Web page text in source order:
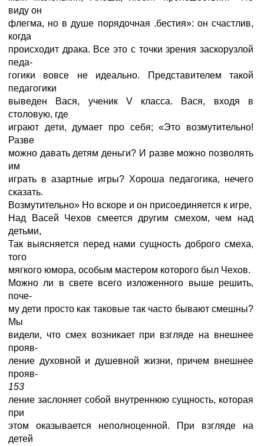
виду он
флегма, но в душе порядочная .бестия»: он счастлив,
когда
происходит драка. Все это с точки зрения заскорузлой
педа-
гогики вовсе не идеально. Представителем такой
педагогики
выведен Вася, ученик V класса. Вася, входя в
столовую, где
играют дети, думает про себя; «Это возмутительно!
Разве
можно давать детям деньги? И разве можно позволять
им
играть в азартные игры? Хороша педагогика, нечего
сказать.
Возмутительно» Но вскоре и он присоединяется к игре,
Над Васей Чехов смеется другим смехом, чем над
детьми,
Так выясняется перед нами сущность доброго смеха,
того
мягкого юмора, особым мастером которого был Чехов.
Можно ли в свете всего изложенного выше решить,
поче-
му дети просто как таковые так часто бывают смешны?
Мы
видели, что смех возникает при взгляде на внешнее
прояв-
ление духовной и душевной жизни, причем внешнее
прояв-
153
ление заслоняет собой внутреннюю сущность, которая
при
этом оказывается неполноценной. При взгляде на
детей